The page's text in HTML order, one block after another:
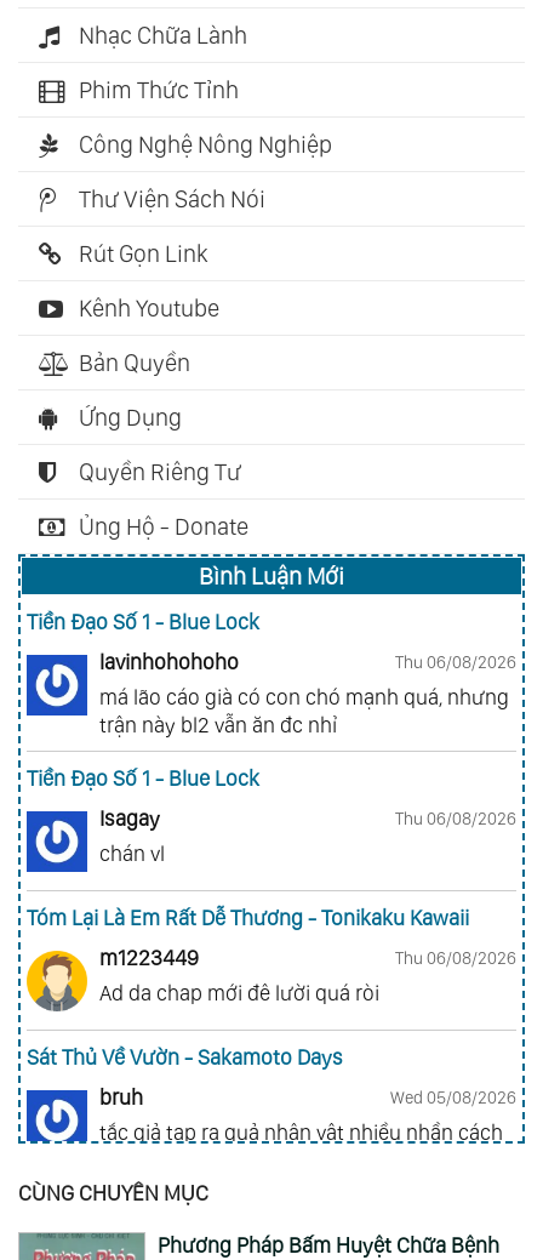
Nhạc Chữa Lành
Phim Thức Tỉnh
Công Nghệ Nông Nghiệp
Thư Viện Sách Nói
Rút Gọn Link
Kênh Youtube
Bản Quyền
Ứng Dụng
Quyền Riêng Tư
Ủng Hộ - Donate
Bình Luận Mới
Tiền Đạo Số 1 - Blue Lock
lavinhohohoho
Thu 06/08/2026
má lão cáo già có con chó mạnh quá, nhưng
trận này bl2 vẫn ăn đc nhỉ
Tiền Đạo Số 1 - Blue Lock
Isagay
Thu 06/08/2026
chán vl
Tóm Lại Là Em Rất Dễ Thương - Tonikaku Kawaii
m1223449
Thu 06/08/2026
Ad da chap mới đê lười quá ròi
Sát Thủ Về Vườn - Sakamoto Days
bruh
Wed 05/08/2026
tắc giả tạp ra quả nhân vật nhiều nhần cách
Gia Đình Điệp Viên - Spy X Family
ai hỏi 123
Wed 05/08/2026
CÙNG CHUYÊN MỤC
Phương Pháp Bấm Huyệt Chữa Bệnh